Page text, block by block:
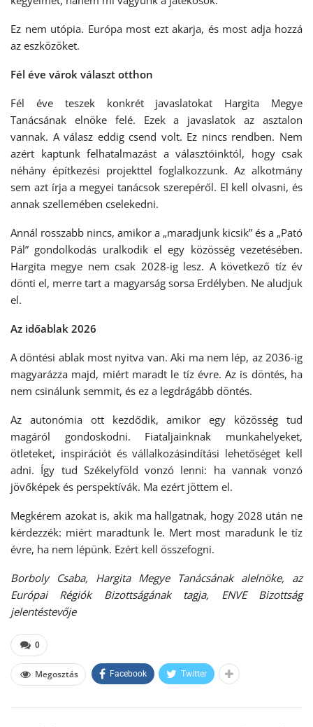
Ez nem utópia. Európa most ezt akarja, és most adja hozzá
az eszközöket.
Fél éve várok választ otthon
Fél éve teszek konkrét javaslatokat Hargita Megye
Tanácsának elnöke felé. Ezek a javaslatok az asztalon
vannak. A válasz eddig csend volt. Ez nincs rendben. Nem
azért kaptunk felhatalmazást a választóinktól, hogy csak
néhány építkezési projekttel foglalkozzunk. Az alkotmány
sem azt írja a megyei tanácsok szerepéről. El kell olvasni, és
annak szellemében cselekedni.
Annál rosszabb nincs, amikor a „maradjunk kicsik” és a „Pató
Pál” gondolkodás uralkodik el egy közösség vezetésében.
Hargita megye nem csak 2028-ig lesz. A következő tíz év
dönti el, merre tart a magyarság sorsa Erdélyben. Ne aludjuk
el.
Az időablak 2026
A döntési ablak most nyitva van. Aki ma nem lép, az 2036-ig
magyarázza majd, miért maradt le tíz évre. Az is döntés, ha
nem csinálunk semmit, és ez a legdrágább döntés.
Az autonómia ott kezdődik, amikor egy közösség tud
magáról gondoskodni. Fiataljainknak munkahelyeket,
ötleteket, inspirációt és vállalkozásindítási lehetőséget kell
adni. Így tud Székelyföld vonzó lenni: ha vannak vonzó
jövőképek és perspektívák. Ma ezért jöttem el.
Megkérem azokat is, akik ma hallgatnak, hogy 2028 után ne
kérdezzék: miért maradtunk le. Mert most maradunk le tíz
évre, ha nem lépünk. Ezért kell összefogni.
Borboly Csaba, Hargita Megye Tanácsának alelnöke, az
Európai Régiók Bizottságának tagja, ENVE Bizottság
jelentéstevője
0
Megosztás Facebook Twitter